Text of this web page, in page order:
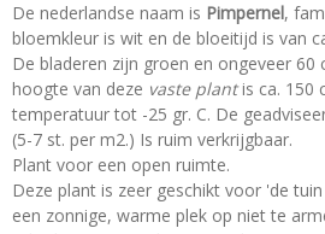
De nederlandse naam is Pimpernel,
bloemkleur is wit en de bloeitijd is van
De bladeren zijn groen en ongeveer 60
hoogte van deze vaste plantis ca. 150
temperatuur tot -25 gr. C. De
(5-7 st. per m2.) Is ruim verkrijgbaar.
Plant voor een open ruimte.
Deze plant is zeer geschikt voor 'de
een zonnige, warme plek op niet te